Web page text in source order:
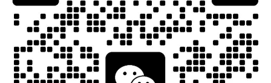
UV三防漆线路板正反面自动翻转点胶，自动光照固化